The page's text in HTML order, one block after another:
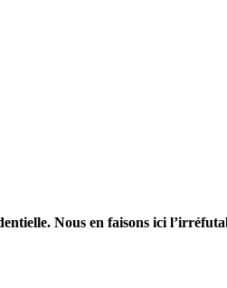
Nous en faisons ici